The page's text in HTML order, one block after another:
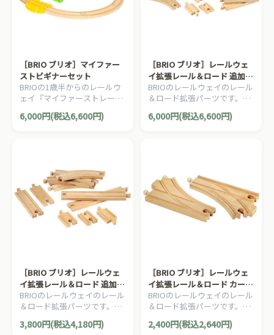
［BRIO ブリオ］マイファー
ストビギナーセット
BRIOの1歳半からのレールウ
ェイ『マイファーストレール
ウェイ』。より複雑なレール
レイアウトが作れるマイファ
6,000円(税込6,600円)
［BRIO ブリオ］レールウェ
イ拡張レール＆ロード 追加レ
ールセット2
BRIOのレールウェイのレール
＆ロード拡張パーツです。16
ピースの追加レールセットで
す。
6,000円(税込6,600円)
［BRIO ブリオ］レールウェ
イ拡張レール＆ロード 追加レ
ールセット1
BRIOのレールウェイのレール
＆ロード拡張パーツです。11
ピースの追加レールセットで
す。
3,800円(税込4,180円)
［BRIO ブリオ］レールウェ
イ拡張レール＆ロード カーブ
ポイントレール144mm
BRIOのレールウェイのレール
＆ロード拡張パーツです。レ
イアウトを2方向に分けるこ
とができるカーブポイントレ
2,400円(税込2,640円)